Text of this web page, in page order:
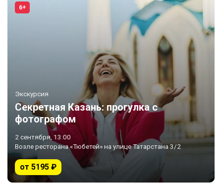
6+
Экскурсия
Секретная Казань: прогулка с
фотографом
2 сентября, 13:00
Возле ресторана «Тюбетей» на улице Татарстана 3/2
от 5195 ₽